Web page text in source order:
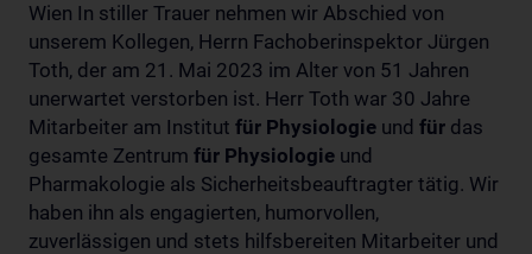
Wien In stiller Trauer nehmen wir Abschied von
unserem Kollegen, Herrn Fachoberinspektor Jürgen
Toth, der am 21. Mai 2023 im Alter von 51 Jahren
unerwartet verstorben ist. Herr Toth war 30 Jahre
Mitarbeiter am Institut für Physiologie und für das
gesamte Zentrum für Physiologie und
Pharmakologie als Sicherheitsbeauftragter tätig. Wir
haben ihn als engagierten, humorvollen,
zuverlässigen und stets hilfsbereiten Mitarbeiter und